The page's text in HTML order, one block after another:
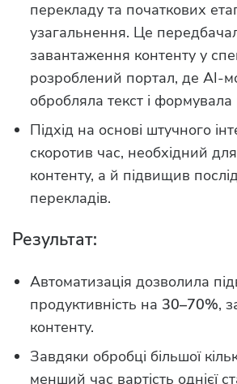
перекладу та початкових
узагальнення. Це
завантаження контенту у
розроблений портал, де AI-
обробляла текст і
Підхід на основі штучного
скоротив час, необхідний
контенту, а й підвищив
перекладів.
Результат:
Автоматизація дозволила
продуктивність на 30–70%,
контенту.
Завдяки обробці більшої
менший час вартість однієї